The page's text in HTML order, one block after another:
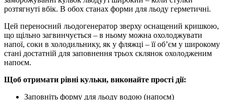
розтягнуті вбік. В обох станах форми для льоду герметичні.
Цей переносний льодогенератор зверху оснащений кришкою,
що щільно загвинчується – в ньому можна охолоджувати
напої, соки в холодильнику, як у фляжці – її об’єм у широкому
стані достатній для заповнення трьох склянок охолодженим
напоєм.
Щоб отримати рівні кульки, виконайте прості дії:
Заповніть форму для льоду водою (напоєм)